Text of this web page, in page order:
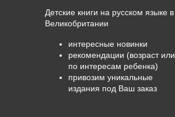
Детские книги на русском языке в
Великобритании
интересные новинки
рекомендации (возраст или
по интересам ребенка)
привозим уникальные
издания под Ваш заказ